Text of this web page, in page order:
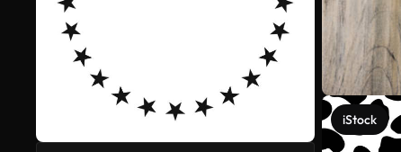
iStock